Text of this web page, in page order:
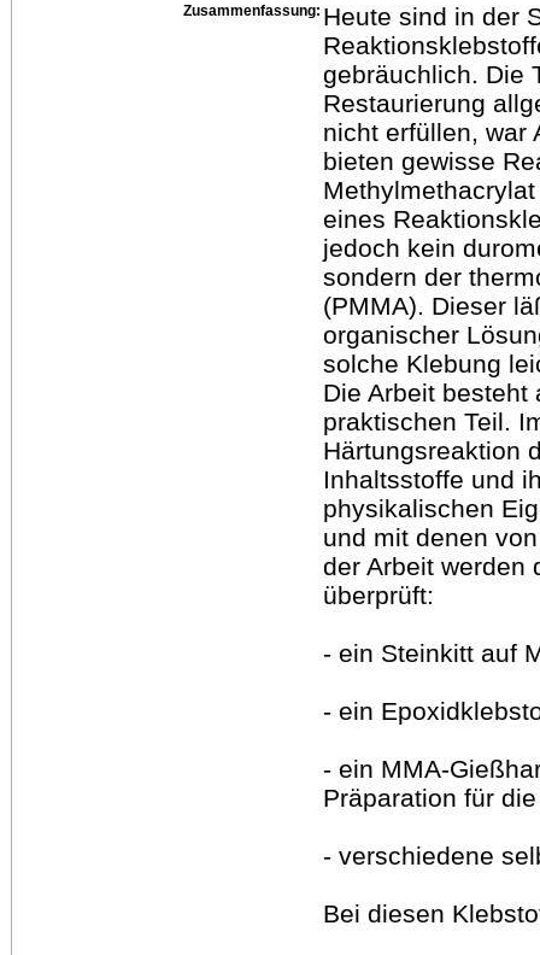
Zusammenfassung: Heute sind in der
gebräuchlich. Die
Restaurierung
nicht erfüllen, war
bieten gewisse
eines
jedoch kein
sondern der
(PMMA). Dieser
organischer
solche Klebung
Die Arbeit besteht
praktischen Teil.
Härtungsreaktion
Inhaltsstoffe und
physikalischen
und mit denen
der Arbeit werden
überprüft:
- ein Steinkitt auf
- ein
- ein MMA-
Präparation für
- verschiedene
Bei diesen